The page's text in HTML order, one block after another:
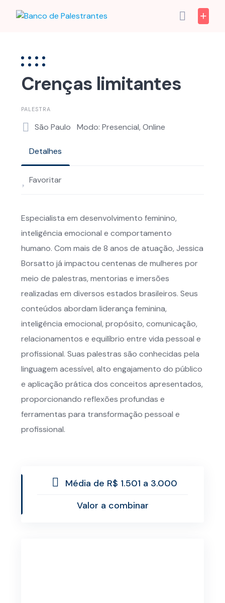
Crenças limitantes
PALESTRA
São Paulo Modo: Presencial, Online
Detalhes
Favoritar
Especialista em desenvolvimento feminino,
inteligência emocional e comportamento
humano. Com mais de 8 anos de atuação, Jessica
Borsatto já impactou centenas de mulheres por
meio de palestras, mentorias e imersões
realizadas em diversos estados brasileiros. Seus
conteúdos abordam liderança feminina,
inteligência emocional, propósito, comunicação,
relacionamentos e equilíbrio entre vida pessoal e
profissional. Suas palestras são conhecidas pela
linguagem acessível, alto engajamento do público
e aplicação prática dos conceitos apresentados,
proporcionando reflexões profundas e
ferramentas para transformação pessoal e
profissional.
Média de R$ 1.501 a 3.000
Valor a combinar